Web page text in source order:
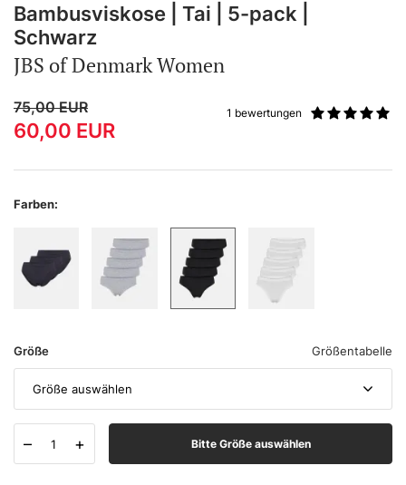
Bambusviskose | Tai | 5-pack |
Schwarz
JBS of Denmark Women
75,00EUR
60,00 EUR
1 bewertungen
Farben:
Größe Größentabelle
Größe auswählen
– + Bitte Größe auswählen